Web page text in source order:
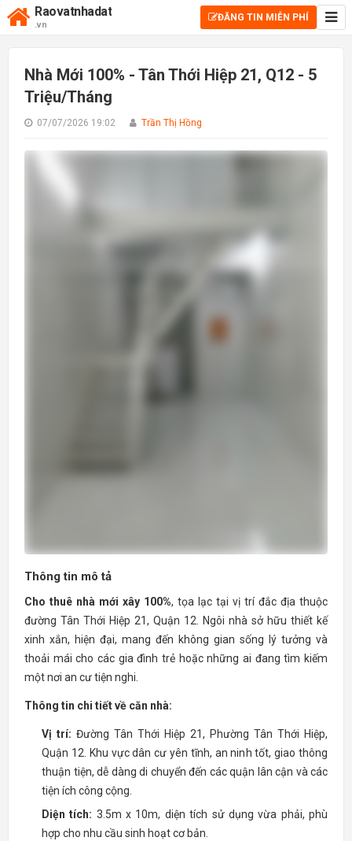
Raovatnhadat
.vn
ĐĂNG TIN MIỄN PHÍ
Nhà Mới 100% - Tân Thới Hiệp 21, Q12 - 5
Triệu/Tháng
07/07/2026 19:02 Trần Thị Hồng
Thông tin mô tả
Cho thuê nhà mới xây 100%, tọa lạc tại vị trí đắc địa thuộc
đường Tân Thới Hiệp 21, Quận 12. Ngôi nhà sở hữu thiết kế
xinh xắn, hiện đại, mang đến không gian sống lý tưởng và
thoải mái cho các gia đình trẻ hoặc những ai đang tìm kiếm
một nơi an cư tiện nghi.
Thông tin chi tiết về căn nhà:
Vị trí: Đường Tân Thới Hiệp 21, Phường Tân Thới Hiệp,
Quận 12. Khu vực dân cư yên tĩnh, an ninh tốt, giao thông
thuận tiện, dễ dàng di chuyển đến các quận lân cận và các
tiện ích công cộng.
Diện tích: 3.5m x 10m, diện tích sử dụng vừa phải, phù
hợp cho nhu cầu sinh hoạt cơ bản.